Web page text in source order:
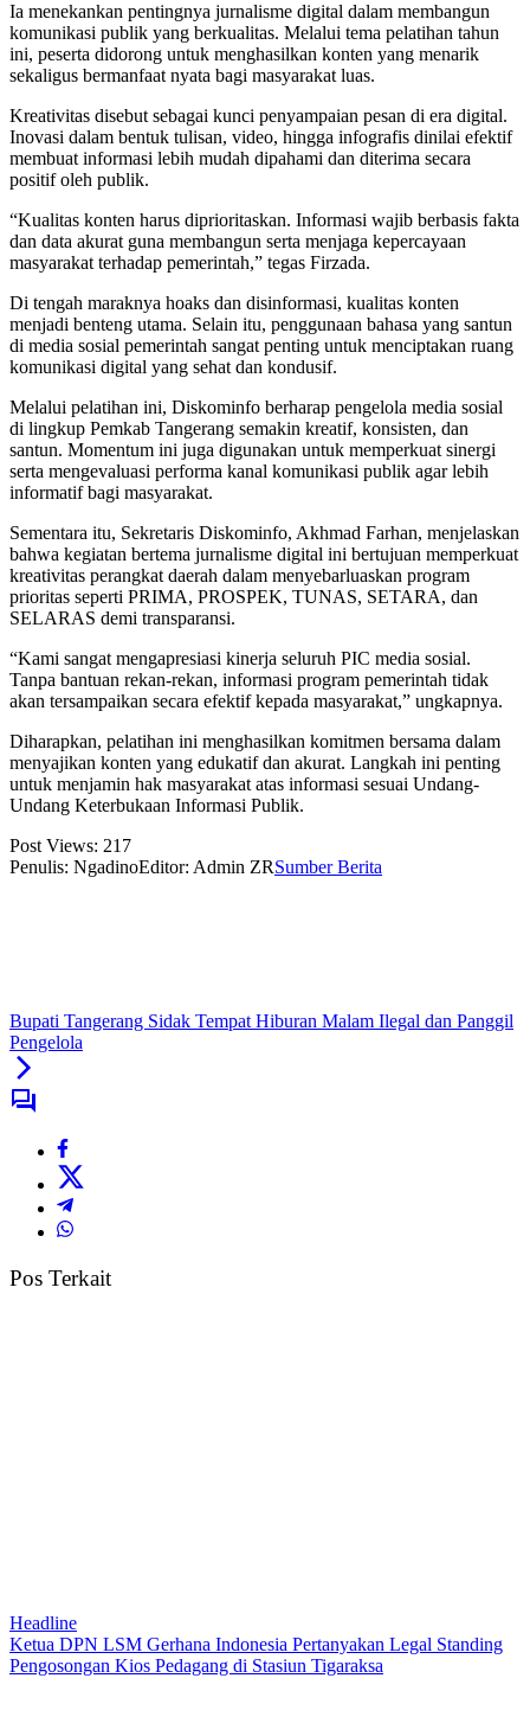
​Ia menekankan pentingnya jurnalisme digital dalam membangun
komunikasi publik yang berkualitas. Melalui tema pelatihan tahun
ini, peserta didorong untuk menghasilkan konten yang menarik
sekaligus bermanfaat nyata bagi masyarakat luas.
​Kreativitas disebut sebagai kunci penyampaian pesan di era digital.
Inovasi dalam bentuk tulisan, video, hingga infografis dinilai efektif
membuat informasi lebih mudah dipahami dan diterima secara
positif oleh publik.
​“Kualitas konten harus diprioritaskan. Informasi wajib berbasis fakta
dan data akurat guna membangun serta menjaga kepercayaan
masyarakat terhadap pemerintah,” tegas Firzada.
​Di tengah maraknya hoaks dan disinformasi, kualitas konten
menjadi benteng utama. Selain itu, penggunaan bahasa yang santun
di media sosial pemerintah sangat penting untuk menciptakan ruang
komunikasi digital yang sehat dan kondusif.
​Melalui pelatihan ini, Diskominfo berharap pengelola media sosial
di lingkup Pemkab Tangerang semakin kreatif, konsisten, dan
santun. Momentum ini juga digunakan untuk memperkuat sinergi
serta mengevaluasi performa kanal komunikasi publik agar lebih
informatif bagi masyarakat.
Sementara itu, Sekretaris Diskominfo, Akhmad Farhan, menjelaskan
bahwa kegiatan bertema jurnalisme digital ini bertujuan memperkuat
kreativitas perangkat daerah dalam menyebarluaskan program
prioritas seperti PRIMA, PROSPEK, TUNAS, SETARA, dan
SELARAS demi transparansi.
​“Kami sangat mengapresiasi kinerja seluruh PIC media sosial.
Tanpa bantuan rekan-rekan, informasi program pemerintah tidak
akan tersampaikan secara efektif kepada masyarakat,” ungkapnya.
​Diharapkan, pelatihan ini menghasilkan komitmen bersama dalam
menyajikan konten yang edukatif dan akurat. Langkah ini penting
untuk menjamin hak masyarakat atas informasi sesuai Undang-
Undang Keterbukaan Informasi Publik.
Post Views: 217
Penulis: NgadinoEditor: Admin ZRSumber Berita
Bupati Tangerang Sidak Tempat Hiburan Malam Ilegal dan Panggil
Pengelola
Pos Terkait
Headline
Ketua DPN LSM Gerhana Indonesia Pertanyakan Legal Standing
Pengosongan Kios Pedagang di Stasiun Tigaraksa